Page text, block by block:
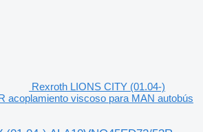
Rexroth LIONS CITY (01.04-)
acoplamiento viscoso para MAN autobús